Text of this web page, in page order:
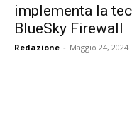
implementa la
BlueSky Firewall
Redazione - Maggio 24, 2024